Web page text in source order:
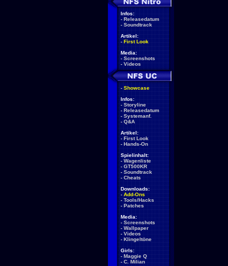
Infos:
- Releasedatum
- Soundtrack
Artikel:
- First Look
Media:
- Screenshots
- Videos
- Showcase
Infos:
- Storyline
- Releasedatum
- Systemanf.
- Q&A
Artikel:
- First Look
- Hands-On
Spielinhalt:
- Wagenliste
- GT500KR
- Soundtrack
- Cheats
Downloads:
- Add-Ons
- Tools/Hacks
- Patches
Media:
- Screenshots
- Wallpaper
- Videos
- Klingeltöne
Girls:
- Maggie Q
- C. Milian